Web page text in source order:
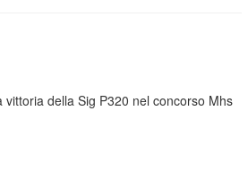
della Sig P320 nel concorso Mhs